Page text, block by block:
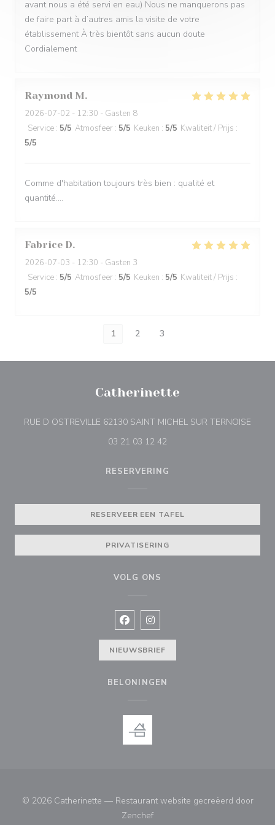
avant nous a été servi en eau) Nous ne manquerons pas
de faire part à d’autres amis la visite de votre
établissement À très bientôt sans aucun doute
Cordialement
Raymond M
2026-07-02 - 12:30 - Gasten 8
Service : 5/5 Atmosfeer : 5/5 Keuken : 5/5 Kwaliteit / Prijs :
5/5
Comme d'habitation toujours très bien : qualité et
quantité....
Fabrice D
2026-07-03 - 12:30 - Gasten 3
Service : 5/5 Atmosfeer : 5/5 Keuken : 5/5 Kwaliteit / Prijs :
5/5
1 2 3
Catherinette
RUE D OSTREVILLE 62130 SAINT MICHEL SUR TERNOISE
03 21 03 12 42
RESERVERING
RESERVEER EEN TAFEL
PRIVATISERING
VOLG ONS
Facebook ((opent in een nieuw
Instagram ((opent in een
NIEUWSBRIEF
BELONINGEN
© 2026 Catherinette — Restaurant website gecreëerd door
Zenchef((opent in een nieuw venster))